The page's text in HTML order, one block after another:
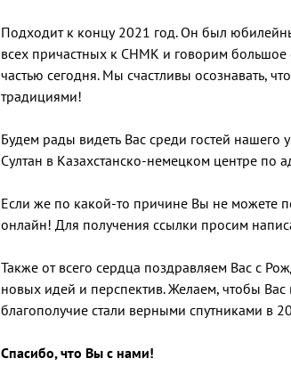
Подходит к концу 2021 год. Он был
всех причастных к СНМК и говорим большое
частью сегодня. Мы счастливы осознавать,
традициями!
Будем рады видеть Вас среди гостей нашего
Султан в Казахстанско-немецком центре по
Если же по какой-то причине Вы не можете
онлайн! Для получения ссылки просим
Также от всего сердца поздравляем Вас с
новых идей и перспектив. Желаем, чтобы Вас
благополучие стали верными спутниками в
Спасибо, что Вы с нами!